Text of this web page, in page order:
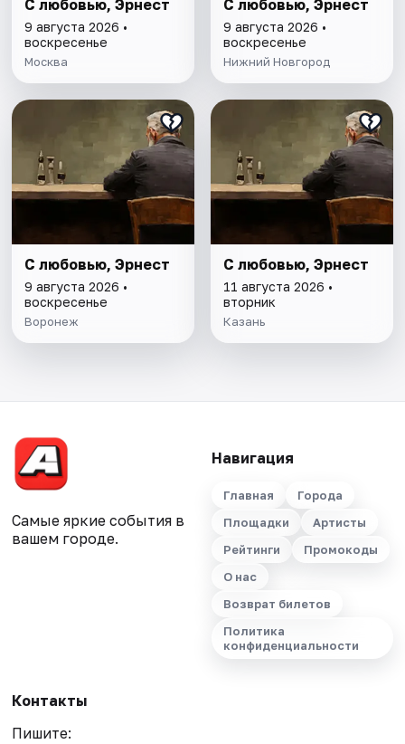
С любовью, Эрнест
9 августа 2026 •
воскресенье
Москва
С любовью, Эрнест
9 августа 2026 •
воскресенье
Нижний Новгород
С любовью, Эрнест
9 августа 2026 •
воскресенье
Воронеж
С любовью, Эрнест
11 августа 2026 •
вторник
Казань
Самые яркие события в
вашем городе.
Навигация
Главная
Города
Площадки
Артисты
Рейтинги
Промокоды
О нас
Возврат билетов
Политика
конфиденциальности
Контакты
Пишите: